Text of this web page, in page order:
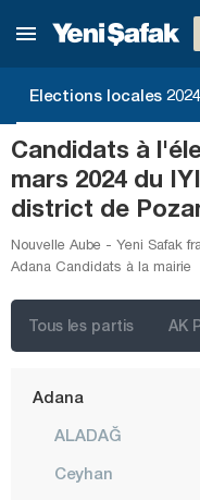
Elections locales 2024
Candidats à
mars 2024 du
district de
Nouvelle Aube - Yeni Safak
Adana Candidats à la mairie
Tous les partis AK
İstanbul
Izmir
Adana
ALADAĞ
Ceyhan